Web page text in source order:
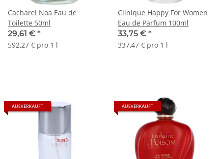
Cacharel Noa Eau de
Toilette 50ml
29,61 € *
592,27 € pro 1 l
Clinique Happy For Women
Eau de Parfum 100ml
33,75 € *
337,47 € pro 1 l
AUSVERKAUFT AUSVERKAUFT